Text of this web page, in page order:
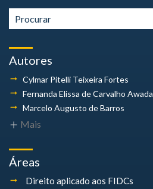
Autores
Cylmar Pitelli Teixeira Fortes
Fernanda Elissa de Carvalho Awada
Marcelo Augusto de Barros
Mais
Áreas
Direito aplicado aos FIDCs